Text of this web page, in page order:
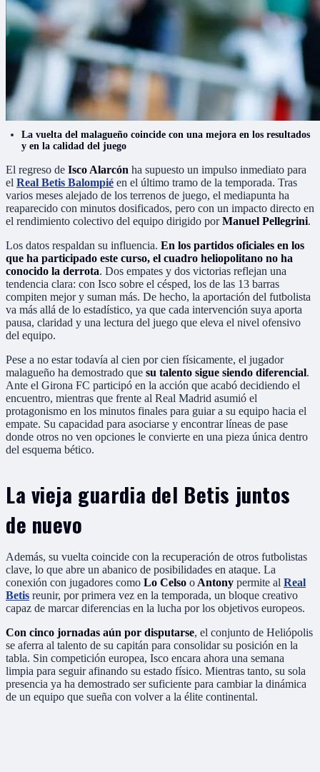
La vuelta del malagueño coincide con una mejora en los resultados
y en la calidad del juego
El regreso de Isco Alarcón ha supuesto un impulso inmediato para
el Real Betis Balompié en el último tramo de la temporada. Tras
varios meses alejado de los terrenos de juego, el mediapunta ha
reaparecido con minutos dosificados, pero con un impacto directo en
el rendimiento colectivo del equipo dirigido porManuel Pellegrini.
Los datos respaldan su influencia. En los partidos oficiales en los
que ha participado este curso, el cuadro heliopolitano no ha
conocido la derrota. Dos empates y dos victorias reflejan una
tendencia clara: con Isco sobre el césped, los de las 13 barras
compiten mejor y suman más. De hecho, la aportación del futbolista
va más allá de lo estadístico, ya que cada intervención suya aporta
pausa, claridad y una lectura del juego que eleva el nivel ofensivo
del equipo.
Pese a no estar todavía al cien por cien físicamente, el jugador
malagueño ha demostrado que su talento sigue siendo diferencial.
Ante el Girona FC participó en la acción que acabó decidiendo el
encuentro, mientras que frente al Real Madrid asumió el
protagonismo en los minutos finales para guiar a su equipo hacia el
empate. Su capacidad para asociarse y encontrar líneas de pase
donde otros no ven opciones le convierte en una pieza única dentro
del esquema bético.
La vieja guardia del Betis juntos
de nuevo
Además, su vuelta coincide con la recuperación de otros futbolistas
clave, lo que abre un abanico de posibilidades en ataque. La
conexión con jugadores como Lo Celso o Antony permite al Real
Betis reunir, por primera vez en la temporada, un bloque creativo
capaz de marcar diferencias en la lucha por los objetivos europeos.
Con cinco jornadas aún por disputarse, el conjunto de Heliópolis
se aferra al talento de su capitán para consolidar su posición en la
tabla. Sin competición europea, Isco encara ahora una semana
limpia para seguir afinando su estado físico. Mientras tanto, su sola
presencia ya ha demostrado ser suficiente para cambiar la dinámica
de un equipo que sueña con volver a la élite continental.